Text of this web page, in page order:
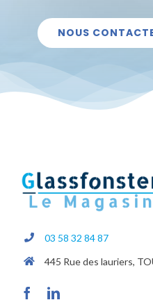
NOUS
03 58 32 84 87
445 Rue des lauriers,